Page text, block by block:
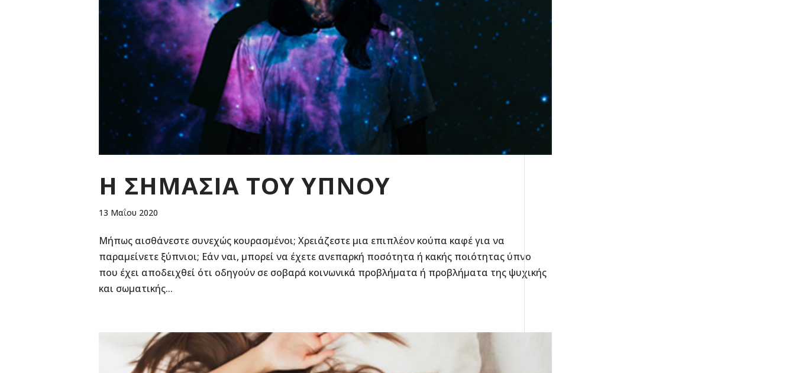
Η ΣΗΜΑΣΙΑ ΤΟΥ ΥΠΝΟΥ
13 Μαΐου 2020
Μήπως αισθάνεστε συνεχώς κουρασμένοι; Χρειάζεστε μια επιπλέον κούπα καφέ για να
παραμείνετε ξύπνιοι; Εάν ναι, μπορεί να έχετε ανεπαρκή ποσότητα ή κακής ποιότητας ύπνο
που έχει αποδειχθεί ότι οδηγούν σε σοβαρά κοινωνικά προβλήματα ή προβλήματα της ψυχικής
και σωματικής...